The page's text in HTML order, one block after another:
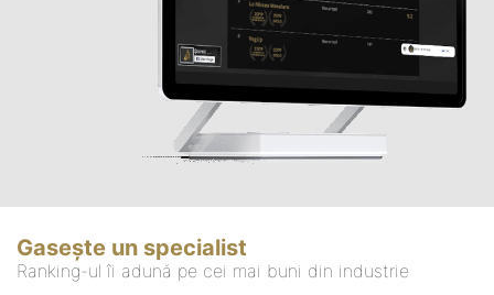
Gasește un specialist
Ranking-ul îi adună pe cei mai buni din industrie